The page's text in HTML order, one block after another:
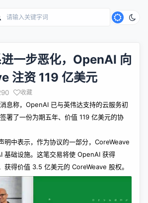
一步恶化，OpenAI 向
注资 119 亿美元
收藏
息称，OpenAI 已与英伟达支持的云服务初
署了一份为期五年、价值 119 亿美元的协
明中表示，作为协议的一部分，CoreWeave
基础设施。这笔交易将使 OpenAI 获得
获得价值 3.5 亿美元的 CoreWeave 股权。